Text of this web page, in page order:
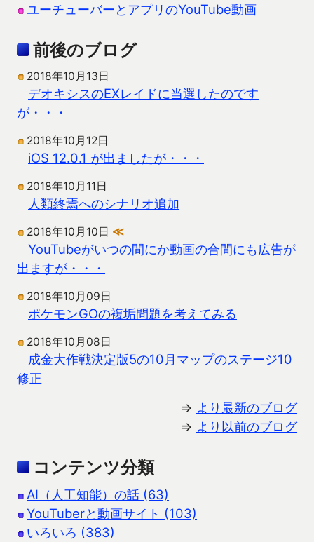
ユーチューバーとアプリのYouTube動画
前後のブログ
2018年10月13日
デオキシスのEXレイドに当選したのです
が・・・
2018年10月12日
iOS 12.0.1 が出ましたが・・・
2018年10月11日
人類終焉へのシナリオ追加
2018年10月10日 ≪
YouTubeがいつの間にか動画の合間にも広告が
出ますが・・・
2018年10月09日
ポケモンGOの複垢問題を考えてみる
2018年10月08日
成金大作戦決定版5の10月マップのステージ10
修正
⇒ より最新のブログ
⇒ より以前のブログ
コンテンツ分類
AI（人工知能）の話 (63)
YouTuberと動画サイト (103)
いろいろ (383)